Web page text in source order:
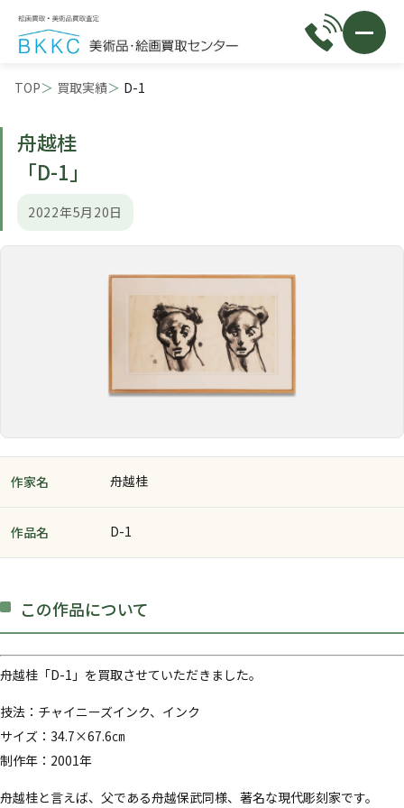
TOP 買取実績 D-1
舟越桂
「D-1」
2022年5月20日
作家名 舟越桂
作品名 D-1
この作品について
舟越桂「D-1」を買取させていただきました。
技法：チャイニーズインク、インク
サイズ：34.7×67.6㎝
制作年：2001年
舟越桂と言えば、父である舟越保武同様、著名な現代彫刻家です。